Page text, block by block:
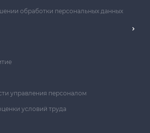
обработки персональных данных
управления персоналом
условий труда